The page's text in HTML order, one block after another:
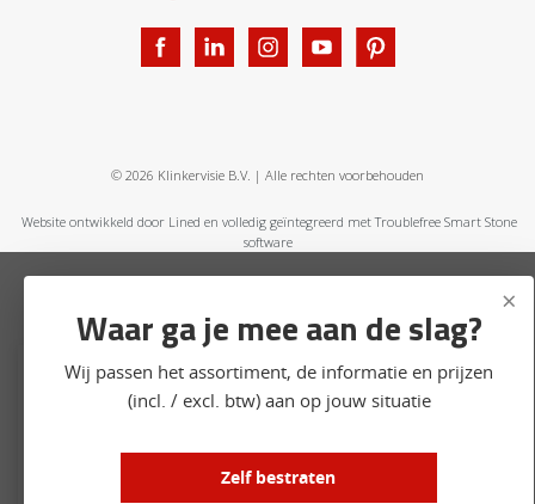
© 2026 Klinkervisie B.V. | Alle rechten voorbehouden
Website ontwikkeld door Lined en volledig geïntegreerd met Troublefree Smart Stone
software
×
Waar ga je mee aan de slag?
Wij passen het assortiment, de informatie en prijzen
(incl. / excl. btw) aan op jouw situatie
Zelf bestraten
Cookies
cookies en vergelijkbare technieken. Naast functionele
cookies, waardoor de website goed werkt, plaatsen we